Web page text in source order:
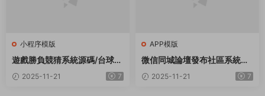
小程序模版
遊戲勝負競猜系統源碼/台球有
獎競猜/自定義賽事/冠軍優勝
猜
2025-11-21 7
APP模版
微信同城論壇發布社區系統源
碼 二手閑置 房屋出租開源uni
app修複版
2025-11-21 7